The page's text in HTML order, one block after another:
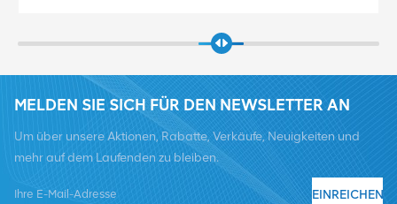
MELDEN SIE SICH FÜR DEN NEWSLETTER AN
Um über unsere Aktionen, Rabatte, Verkäufe, Neuigkeiten und
mehr auf dem Laufenden zu bleiben.
EINREICHEN